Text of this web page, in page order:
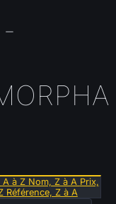
A à Z Nom, Z à A Prix,
Référence, Z à A